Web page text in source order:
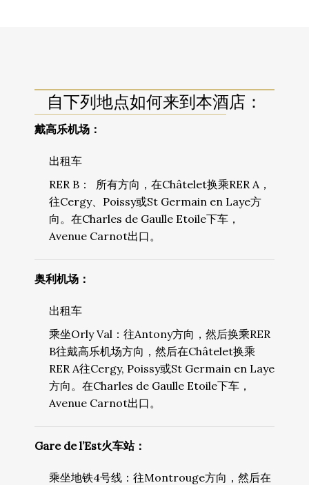
自下列地点如何来到本酒店：
戴高乐机场：
出租车
RER B： 所有方向，在Châtelet换乘RER A，
往Cergy、Poissy或St Germain en Laye方
向。在Charles de Gaulle Etoile下车，
Avenue Carnot出口。
奥利机场：
出租车
乘坐Orly Val：往Antony方向，然后换乘RER
B往戴高乐机场方向，然后在Châtelet换乘
RER A往Cergy, Poissy或St Germain en Laye
方向。在Charles de Gaulle Etoile下车，
Avenue Carnot出口。
Gare de l’Est火车站：
乘坐地铁4号线：往Montrouge方向，然后在